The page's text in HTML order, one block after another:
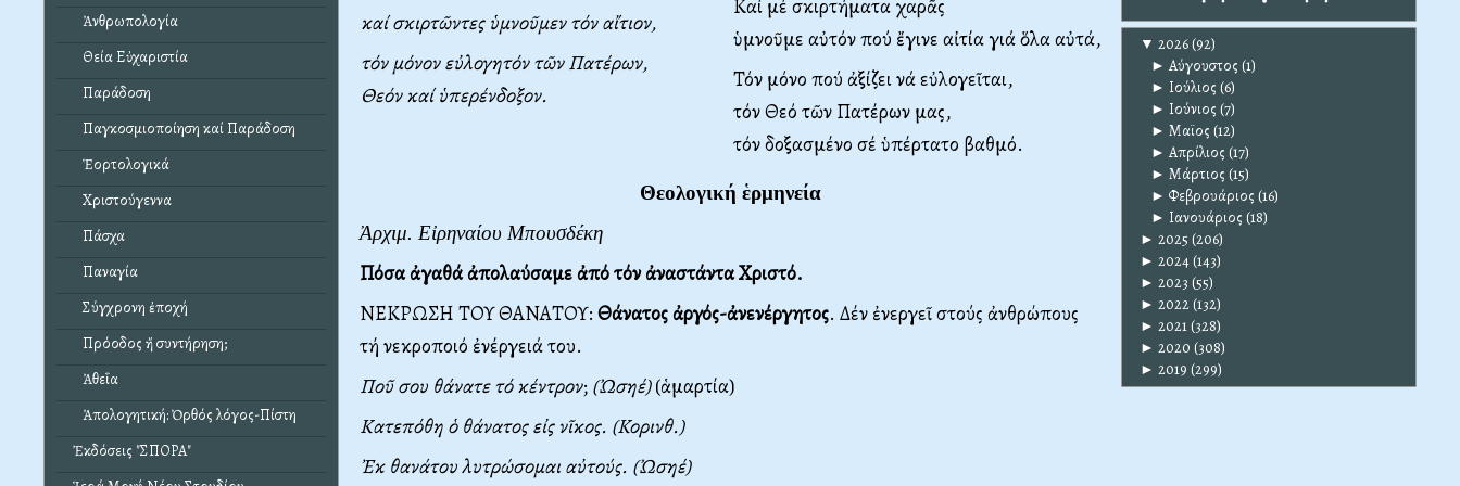
Ἀνθρωπολογία
Θεία Εὐχαριστία
Παράδοση
Παγκοσμιοποίηση καί Παράδοση
Ἑορτολογικά
Χριστούγεννα
Πάσχα
Παναγία
Σύγχρονη ἐποχή
Πρόοδος ἤ συντήρηση;
Ἀθεΐα
Ἀπολογητική: Ὀρθός λόγος-Πίστη
Ἐκδόσεις "ΣΠΟΡΑ"
καί σκιρτῶντες ὑμνοῦμεν τόν αἴτιον,
τόν μόνον εὐλογητόν τῶν Πατέρων,
Θεόν καί ὑπερένδοξον.
Καί μέ σκιρτήματα χαρᾶς
ὑμνοῦμε αὐτόν πού ἔγινε αἰτία γιά ὅλα αὐτά,
Τόν μόνο πού ἀξίζει νά εὐλογεῖται,
τόν Θεό τῶν Πατέρων μας,
τόν δοξασμένο σέ ὑπέρτατο βαθμό.
Θεολογική ἑρμηνεία
Ἀρχιμ. Εἰρηναίου Μπουσδέκη
Πόσα ἀγαθά ἀπολαύσαμε ἀπό τόν ἀναστάντα Χριστό.
ΝΕΚΡΩΣΗ ΤΟΥ ΘΑΝΑΤΟΥ: Θάνατος ἀργός-ἀνενέργητος. Δέν ἐνεργεῖ στούς ἀνθρώπους
τή νεκροποιό ἐνέργειά του.
Ποῦ σου θάνατε τό κέντρον; (Ὠσηέ)(ἁμαρτία)
Κατεπόθη ὁ θάνατος εἰς νῖκος. (Κορινθ.)
Ἐκ θανάτου λυτρώσομαι αὐτούς. (Ὠσηέ)
▼ 2026(92)
► Αύγουστος (1)
► Ιούλιος (6)
► Ιούνιος (7)
► Μαϊος (12)
► Απρίλιος (17)
► Μάρτιος (15)
► Φεβρουάριος (16)
► Ιανουάριος (18)
► 2025 (206)
► 2024(143)
► 2023 (55)
► 2022(132)
► 2021(328)
► 2020 (308)
► 2019 (299)